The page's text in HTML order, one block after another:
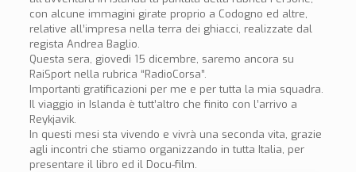
con alcune immagini girate proprio a Codogno ed altre,
relative all’impresa nella terra dei ghiacci, realizzate dal
regista Andrea Baglio.
Questa sera, giovedì 15 dicembre, saremo ancora su
RaiSport nella rubrica “RadioCorsa”.
Importanti gratificazioni per me e per tutta la mia squadra.
Il viaggio in Islanda è tutt’altro che finito con l’arrivo a
Reykjavik.
In questi mesi sta vivendo e vivrà una seconda vita, grazie
agli incontri che stiamo organizzando in tutta Italia, per
presentare il libro ed il Docu-film.